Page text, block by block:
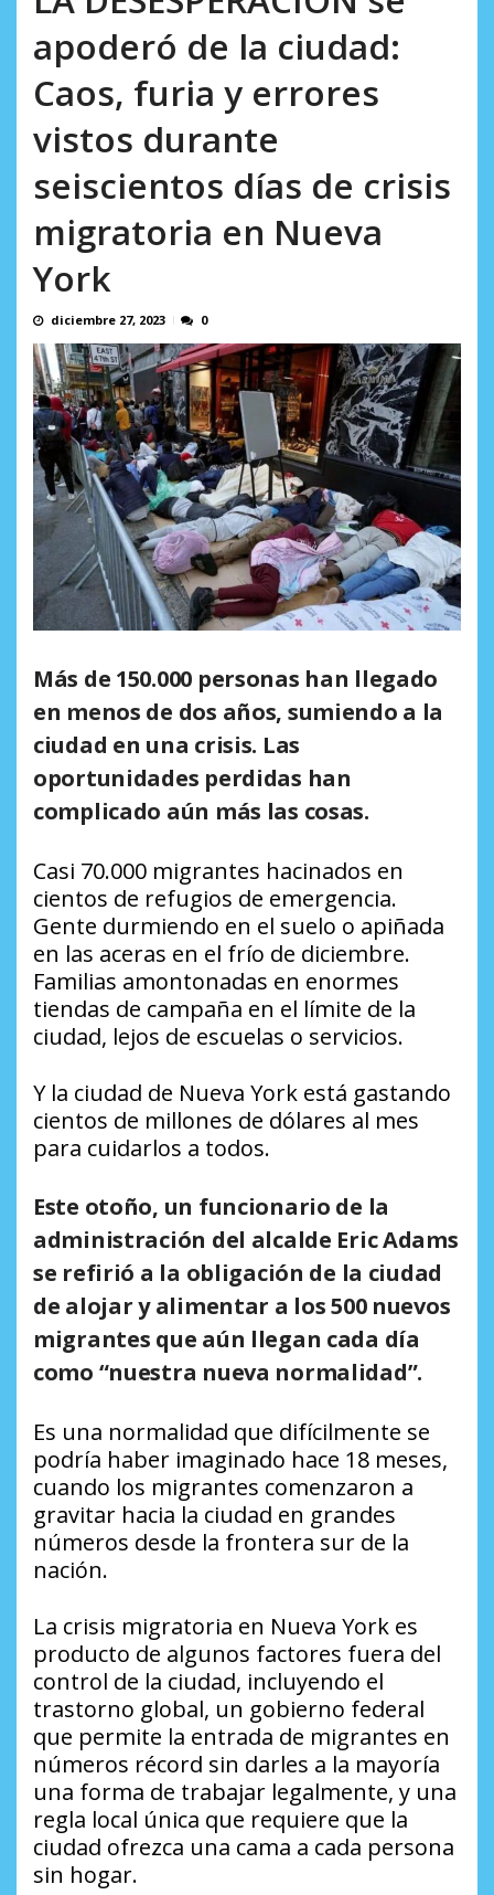
apoderó de la ciudad:
Caos, furia y errores
vistos durante
seiscientos días de crisis
migratoria en Nueva
York
diciembre 27, 2023 0
Más de 150.000 personas han llegado
en menos de dos años, sumiendo a la
ciudad en una crisis. Las
oportunidades perdidas han
complicado aún más las cosas.
Casi 70.000 migrantes hacinados en
cientos de refugios de emergencia.
Gente durmiendo en el suelo o apiñada
en las aceras en el frío de diciembre.
Familias amontonadas en enormes
tiendas de campaña en el límite de la
ciudad, lejos de escuelas o servicios.
Y la ciudad de Nueva York está gastando
cientos de millones de dólares al mes
para cuidarlos a todos.
Este otoño, un funcionario de la
administración del alcalde Eric Adams
se refirió a la obligación de la ciudad
de alojar y alimentar a los 500 nuevos
migrantes que aún llegan cada día
como “nuestra nueva normalidad”.
Es una normalidad que difícilmente se
podría haber imaginado hace 18 meses,
cuando los migrantes comenzaron a
gravitar hacia la ciudad en grandes
números desde la frontera sur de la
nación.
La crisis migratoria en Nueva York es
producto de algunos factores fuera del
control de la ciudad, incluyendo el
trastorno global, un gobierno federal
que permite la entrada de migrantes en
números récord sin darles a la mayoría
una forma de trabajar legalmente, y una
regla local única que requiere que la
ciudad ofrezca una cama a cada persona
sin hogar.